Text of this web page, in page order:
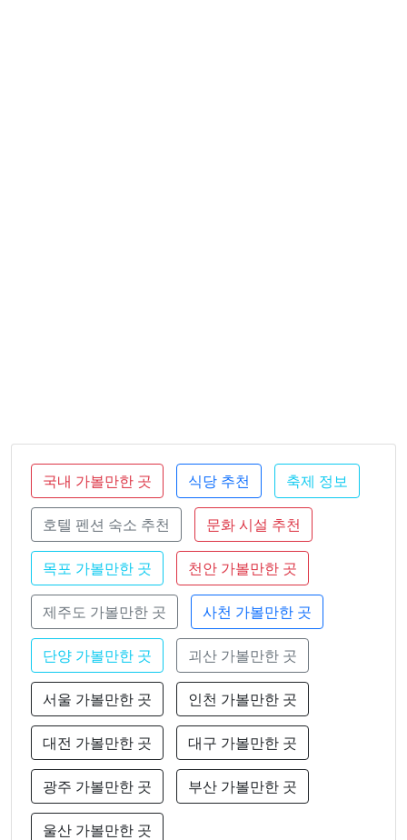
국내 가볼만한 곳 식당 추천 축제 정보
호텔 펜션 숙소 추천 문화 시설 추천
목포 가볼만한 곳 천안 가볼만한 곳
제주도 가볼만한 곳 사천 가볼만한 곳
단양 가볼만한 곳 괴산 가볼만한 곳
서울 가볼만한 곳 인천 가볼만한 곳
대전 가볼만한 곳 대구 가볼만한 곳
광주 가볼만한 곳 부산 가볼만한 곳
울산 가볼만한 곳